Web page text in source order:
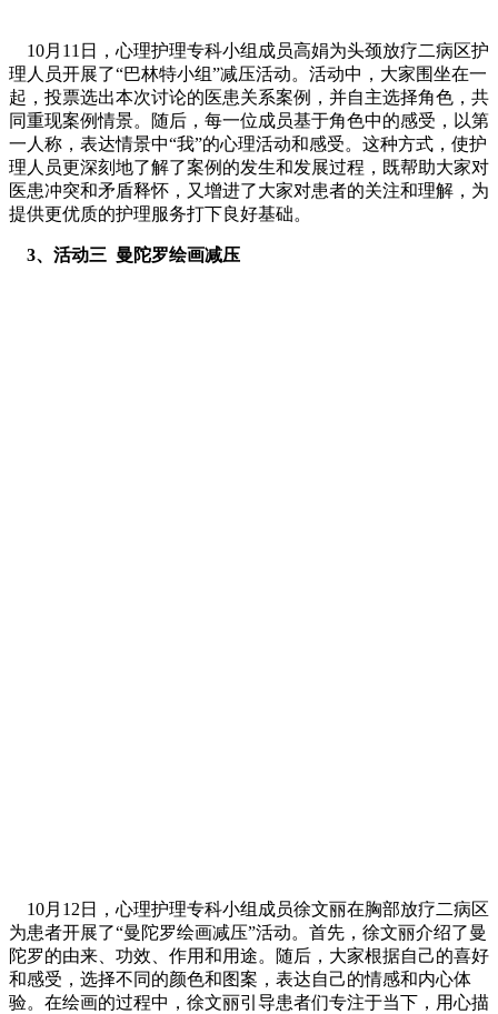
10月11日，心理护理专科小组成员高娟为头颈放疗二病区护
理人员开展了“巴林特小组”减压活动。活动中，大家围坐在一
起，投票选出本次讨论的医患关系案例，并自主选择角色，共
同重现案例情景。随后，每一位成员基于角色中的感受，以第
一人称，表达情景中“我”的心理活动和感受。这种方式，使护
理人员更深刻地了解了案例的发生和发展过程，既帮助大家对
医患冲突和矛盾释怀，又增进了大家对患者的关注和理解，为
提供更优质的护理服务打下良好基础。
3、活动三 曼陀罗绘画减压
10月12日，心理护理专科小组成员徐文丽在胸部放疗二病区
为患者开展了“曼陀罗绘画减压”活动。首先，徐文丽介绍了曼
陀罗的由来、功效、作用和用途。随后，大家根据自己的喜好
和感受，选择不同的颜色和图案，表达自己的情感和内心体
验。在绘画的过程中，徐文丽引导患者们专注于当下，用心描